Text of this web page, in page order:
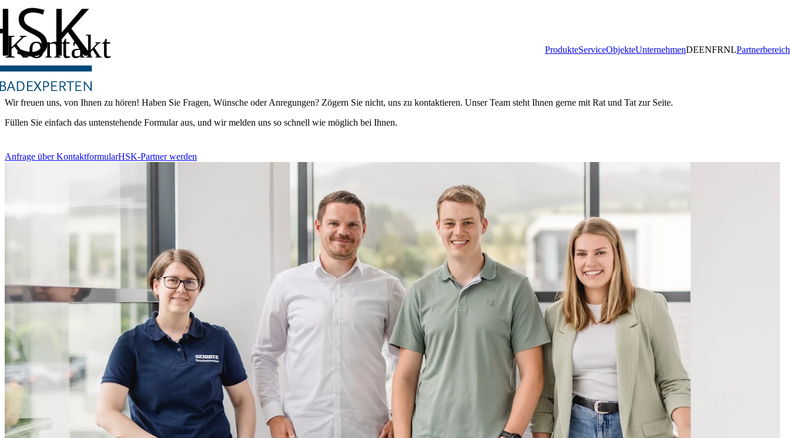
ProdukteServiceObjekteUnternehmenDEENFRNLPartnerbereich
Kontakt
Wir freuen uns, von Ihnen zu hören! Haben Sie Fragen, Wünsche oder Anregungen? Zögern Sie nicht, uns zu kontaktieren. Unser Team steht Ihnen gerne mit Rat und Tat zur Seite.
Füllen Sie einfach das untenstehende Formular aus, und wir melden uns so schnell wie möglich bei Ihnen.
Anfrage über KontaktformularHSK-Partner werden